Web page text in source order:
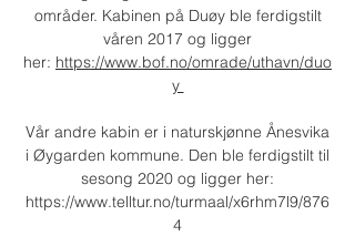
områder. Kabinen på Duøy ble ferdigstilt
våren 2017 og ligger
her: https://www.bof.no/omrade/uthavn/duo
y
Vår andre kabin er i naturskjønne Ånesvika
i Øygarden kommune. Den ble ferdigstilt til
sesong 2020 og ligger her:
https://www.telltur.no/turmaal/x6rhm7l9/876
4